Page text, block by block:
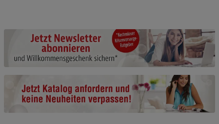
Beschreibung Notwendige Cookies
Cookie-Informationenanzeigen
Funktionale Cookies (1) Funktionale
Beschreibung Funktionale Cookies
anzeigen